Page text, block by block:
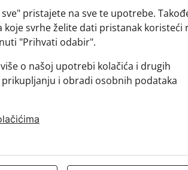
pristajete na sve te upotrebe.
koje svrhe želite dati pristanak koristeći
"Prihvati odabir".
o našoj upotrebi kolačića i drugih
i obradi osobnih podataka